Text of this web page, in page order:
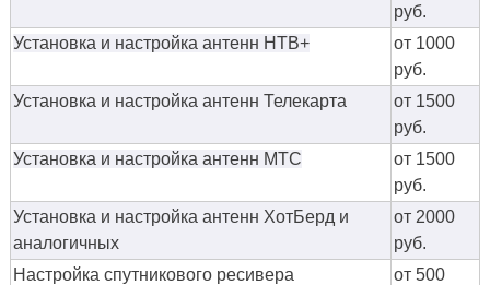
руб.
Установка и настройка антенн НТВ+
от 1000
руб.
Установка и настройка антенн Телекарта
от 1500
руб.
Установка и настройка антенн МТС
от 1500
руб.
Установка и настройка антенн ХотБерд и
аналогичных
от 2000
руб.
Настройка спутникового ресивера
от 500